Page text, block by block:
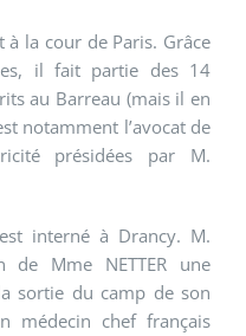
à la cour de Paris. Grâce
il fait partie des 14
au Barreau (mais il en
notamment l’avocat de
présidées par M.
interné à Drancy. M.
de Mme NETTER une
sortie du camp de son
médecin chef français